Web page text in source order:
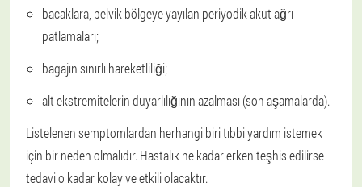
bacaklara, pelvik bölgeye yayılan periyodik akut ağrı
patlamaları;
bagajın sınırlı hareketliliği;
alt ekstremitelerin duyarlılığının azalması (son aşamalarda).
Listelenen semptomlardan herhangi biri tıbbi yardım istemek
için bir neden olmalıdır. Hastalık ne kadar erken teşhis edilirse
tedavi o kadar kolay ve etkili olacaktır.